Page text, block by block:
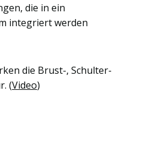
die in ein
integriert werden
die Brust-, Schulter-
(Video)